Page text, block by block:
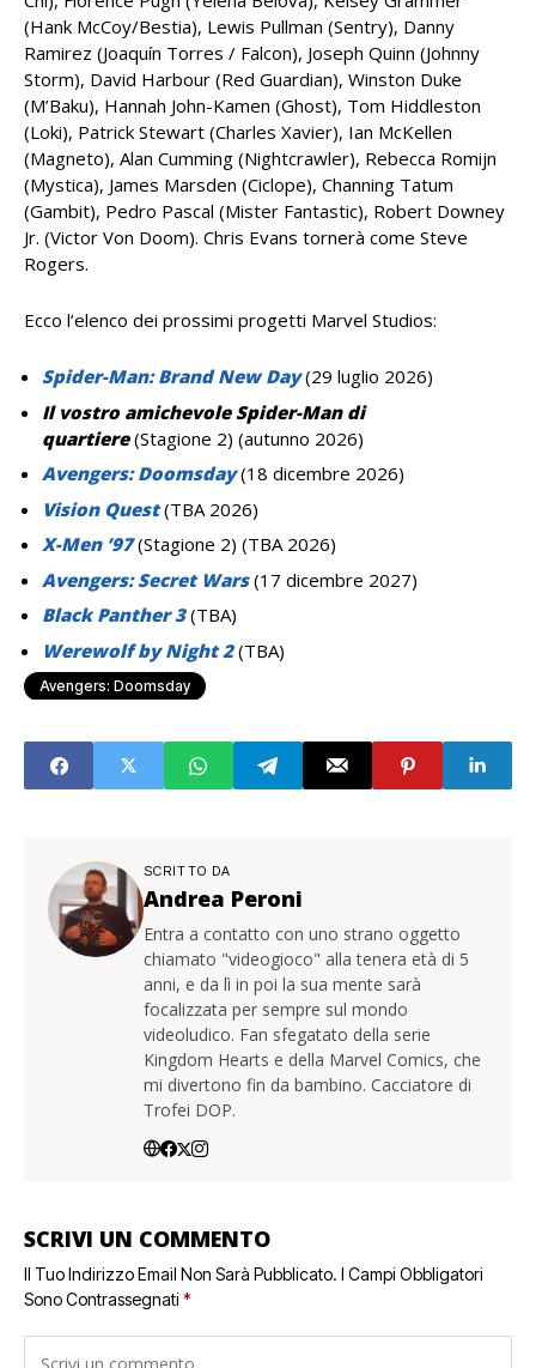
(Hank McCoy/Bestia), Lewis Pullman (Sentry), Danny
Ramirez (Joaquín Torres / Falcon), Joseph Quinn (Johnny
Storm), David Harbour (Red Guardian), Winston Duke
(M’Baku), Hannah John-Kamen (Ghost), Tom Hiddleston
(Loki), Patrick Stewart (Charles Xavier), Ian McKellen
(Magneto), Alan Cumming (Nightcrawler), Rebecca Romijn
(Mystica), James Marsden (Ciclope), Channing Tatum
(Gambit), Pedro Pascal (Mister Fantastic), Robert Downey
Jr. (Victor Von Doom). Chris Evans tornerà come Steve
Rogers.
Ecco l’elenco dei prossimi progetti Marvel Studios:
Spider-Man: Brand New Day(29 luglio 2026)
Il vostro amichevole Spider-Man di
quartiere(Stagione 2) (autunno 2026)
Avengers: Doomsday(18 dicembre 2026)
Vision Quest(TBA 2026)
X-Men ’97(Stagione 2) (TBA 2026)
Avengers: Secret Wars(17 dicembre 2027)
Black Panther 3(TBA)
Werewolf by Night 2(TBA)
Avengers: Doomsday
SCRITTO DA
Andrea Peroni
Entra a contatto con uno strano oggetto
chiamato "videogioco" alla tenera età di 5
anni, e da lì in poi la sua mente sarà
focalizzata per sempre sul mondo
videoludico. Fan sfegatato della serie
Kingdom Hearts e della Marvel Comics, che
mi divertono fin da bambino. Cacciatore di
Trofei DOP.
SCRIVI UN COMMENTO
Il Tuo Indirizzo Email Non Sarà Pubblicato. I Campi Obbligatori
Sono Contrassegnati *